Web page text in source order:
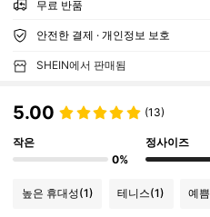
무료 반품
안전한 결제 · 개인정보 보호
SHEIN에서 판매됨
5.00 (13)
작은
0%
정사이즈
높은 휴대성(1) 테니스(1) 예쁨